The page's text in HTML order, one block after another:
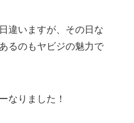
違いますが、その日な
るのもヤビジの魅力で
なりました！